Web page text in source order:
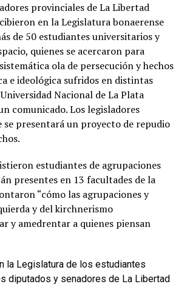
provinciales de La Libertad
en la Legislatura bonaerense
de 50 estudiantes universitarios y
quienes se acercaron para
ola de persecución y hechos
e ideológica sufridos en distintas
Nacional de La Plata
comunicado. Los legisladores
se presentará un proyecto de repudio
estudiantes de agrupaciones
presentes en 13 facultades de la
“cómo las agrupaciones y
y del kirchnerismo
y amedrentar a quienes piensan